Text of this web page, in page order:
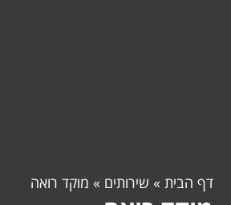
דף הבית » שירותים » מוקד רואה